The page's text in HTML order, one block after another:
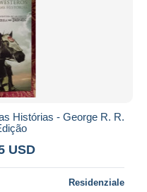
Histórias - George R. R.
USD
Residenziale